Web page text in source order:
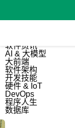
软件资讯
AI & 大模型
大前端
软件架构
开发技能
硬件 & IoT
DevOps
程序人生
数据库